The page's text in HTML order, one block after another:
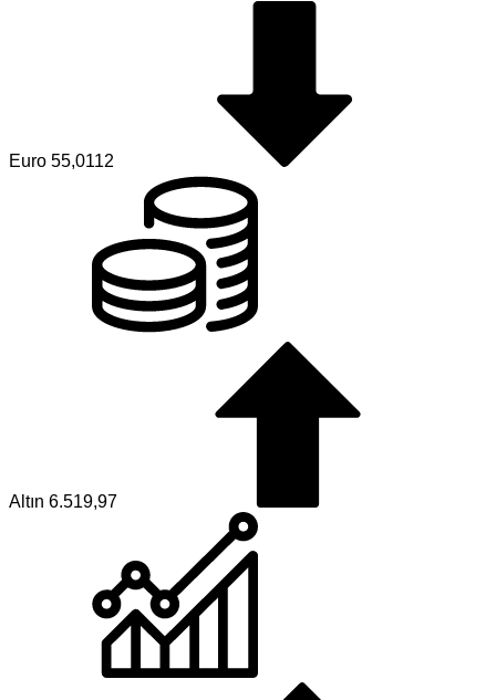
Euro 55,0112
Altın 6.519,97